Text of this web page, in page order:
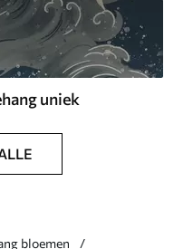
uniek
bloemen